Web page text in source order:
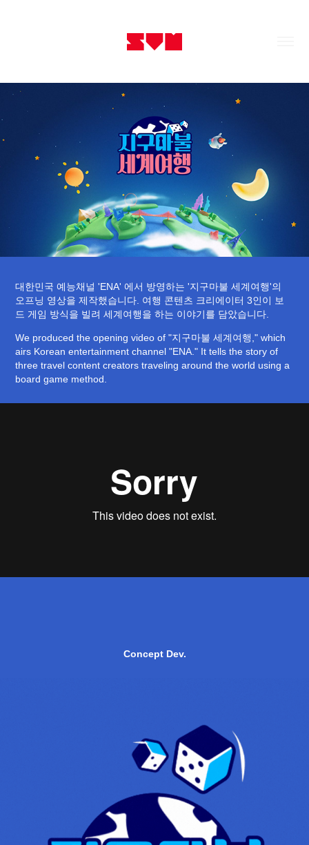
대한민국 예능채널 'ENA' 에서 방영하는 '지구마불 세계여행'의
오프닝 영상을 제작했습니다. 여행 콘텐츠 크리에이터 3인이 보
드 게임 방식을 빌려 세계여행을 하는 이야기를 담았습니다.
We produced the opening video of "지구마불 세계여행," which
airs Korean entertainment channel "ENA." It tells the story of
three travel content creators traveling around the world using a
board game method.
Concept Dev.